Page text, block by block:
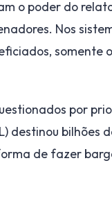
o poder do
Nos
somente
por
destinou bilhões
de fazer